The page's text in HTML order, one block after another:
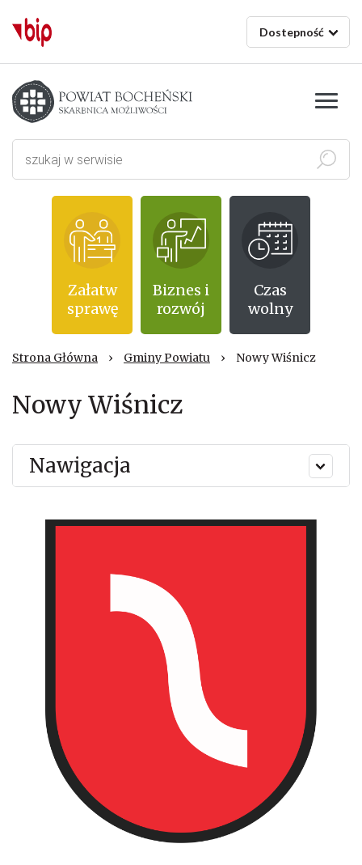
Dostepność
Starostwo powiatowe w Bochni
Szukaj
Załatw
sprawę
Biznes i
rozwój
Czas
wolny
Strona Główna › Gminy Powiatu › Nowy Wiśnicz
Nowy Wiśnicz
Nawigacja